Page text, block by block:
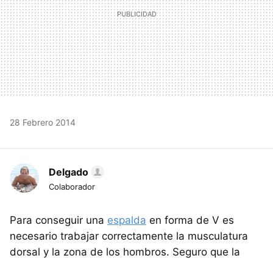
28 Febrero 2014
Delgado
Colaborador
Para conseguir una espalda en forma de V es
necesario trabajar correctamente la musculatura
dorsal y la zona de los hombros. Seguro que la